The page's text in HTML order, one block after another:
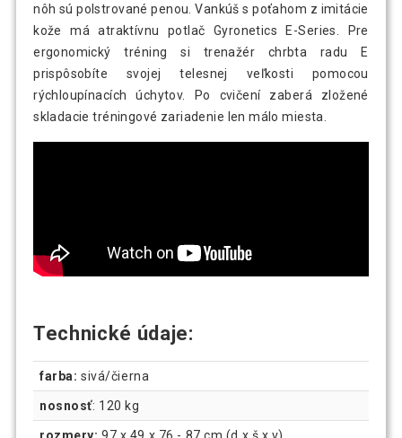
nôh sú polstrované penou. Vankúš s poťahom z imitácie
kože má atraktívnu potlač Gyronetics E-Series. Pre
ergonomický tréning si trenažér chrbta radu E
prispôsobíte svojej telesnej veľkosti pomocou
rýchloupínacích úchytov. Po cvičení zaberá zložené
skladacie tréningové zariadenie len málo miesta.
Technické údaje:
farba: sivá/čierna
nosnosť: 120 kg